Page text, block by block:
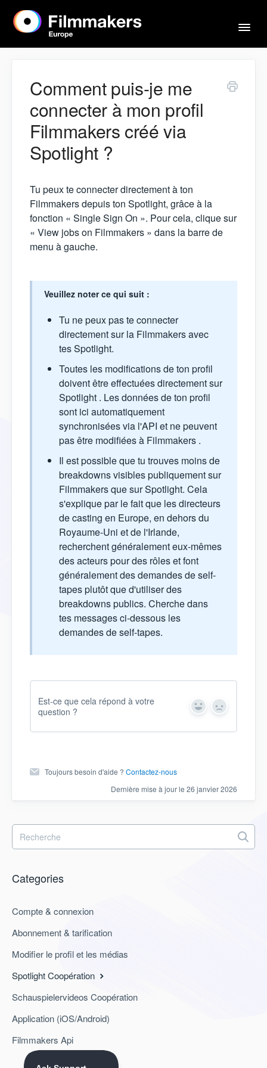
Accueil
Acteurs & agents
Mentions légales
Contact
Comment puis-je me
connecter à mon profil
Filmmakers créé via
Spotlight ?
Tu peux te connecter directement à ton
Filmmakers depuis ton Spotlight, grâce à la
fonction « Single Sign On ». Pour cela, clique sur
« View jobs on Filmmakers » dans la barre de
menu à gauche.
Veuillez noter ce qui suit :
Tu ne peux pas te connecter
directement sur la Filmmakers avec
tes Spotlight.
Toutes les modifications de ton profil
doivent être effectuées directement sur
Spotlight . Les données de ton profil
sont ici automatiquement
synchronisées via l'API et ne peuvent
pas être modifiées à Filmmakers .
Il est possible que tu trouves moins de
breakdowns visibles publiquement sur
Filmmakers que sur Spotlight. Cela
s'explique par le fait que les directeurs
de casting en Europe, en dehors du
Royaume-Uni et de l'Irlande,
recherchent généralement eux-mêmes
des acteurs pour des rôles et font
généralement des demandes de self-
tapes plutôt que d'utiliser des
breakdowns publics. Cherche dans
tes messages ci-dessous les
demandes de self-tapes.
Est-ce que cela répond à votre
question ?
Y
s
N
Toujours besoin d'aide ? Contactez-nous
Dernière mise à jour le 26 janvier 2026
Categories
Compte & connexion
Abonnement & tarification
Modifier le profil et les médias
Spotlight Coopération
Schauspielervideos Coopération
Application (iOS/Android)
Filmmakers Api